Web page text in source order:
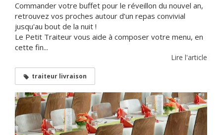
Commander votre buffet pour le réveillon du nouvel an,
retrouvez vos proches autour d’un repas convivial
jusqu'au bout de la nuit !
Le Petit Traiteur vous aide à composer votre menu, en
cette fin...
Lire l'article
traiteur livraison